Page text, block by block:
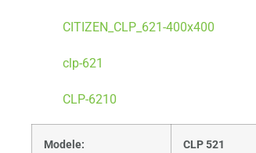
CITIZEN_CLP_621-400x400
clp-621
CLP-6210
Modele:
CLP 521